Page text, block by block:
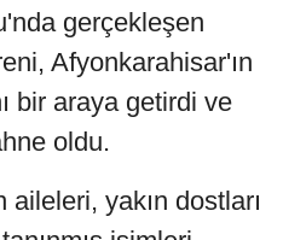
gerçekleşen
Afyonkarahisar'ın
bir araya getirdi ve
oldu.
yakın dostları